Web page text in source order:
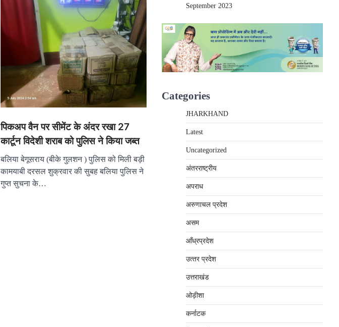
पिकअप वैन पर सीमेंट के अंदर रखा 27
कार्टून विदेशी शराब को पुलिस ने किया जब्त
बलिया बेगूसराय (बीके गुलशन ) पुलिस को मिली बड़ी
कामयाबी दरसल शुक्रवार की सुबह बलिया पुलिस ने
गुप्त सुचना के…
September 2023
Categories
JHARKHAND
Latest
Uncategorized
अंतरराष्‍ट्रीय
अपराध
अरुणाचल प्रदेश
असम
आँध्रप्रदेश
उत्‍तर प्रदेश
उत्तराखंड
ओड़ीशा
कर्नाटक